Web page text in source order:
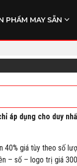
PHẨM MAY SẴN
áp dụng cho duy
40% giá tùy theo số
– số – logo trị giá